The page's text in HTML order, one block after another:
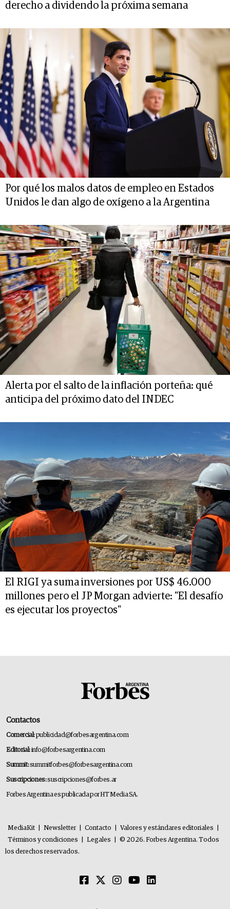
derecho a dividendo la próxima semana
Por qué los malos datos de empleo en Estados
Unidos le dan algo de oxígeno a la Argentina
Alerta por el salto de la inflación porteña: qué
anticipa del próximo dato del INDEC
El RIGI ya suma inversiones por US$ 46.000
millones pero el JP Morgan advierte: "El desafío
es ejecutar los proyectos"
Contactos
Comercial:publicidad@forbesargentina.com
Editorial:info@forbesargentina.com
Summit:summitforbes@forbesargentina.com
Suscripciones:suscripciones@forbes.ar
Forbes Argentina es publicada por HT Media SA.
MediaKit Newsletter Contacto Valores y estándares editoriales
Términos y condiciones
Legales
© 2026. Forbes Argentina. Todos
los derechos reservados.